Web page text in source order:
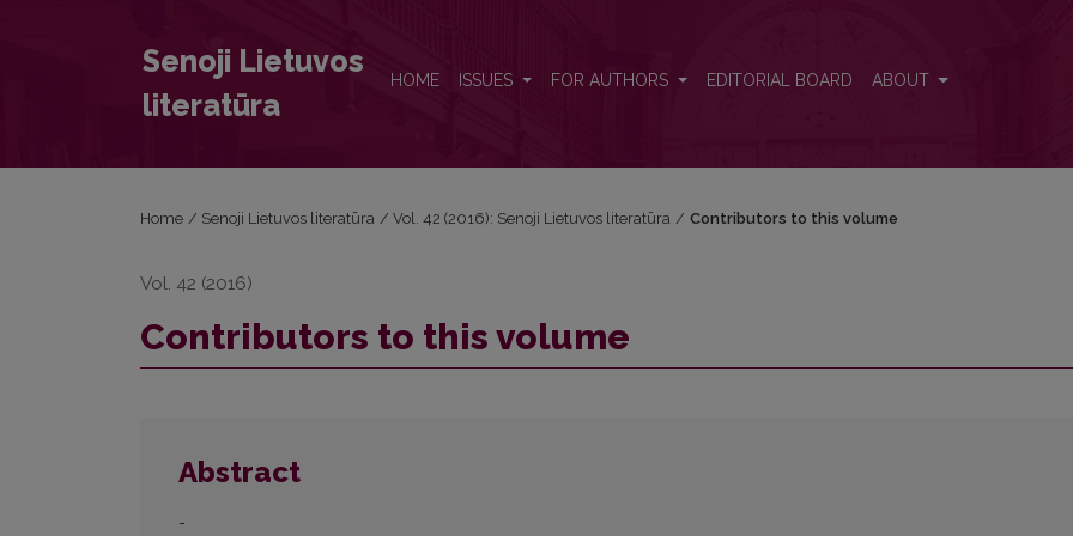
Senoji Lietuvos
literatūra
HOME ISSUES FOR AUTHORS EDITORIAL BOARD ABOUT
Home / Senoji Lietuvos literatūra / Vol. 42 (2016): Senoji Lietuvos literatūra / Contributors to this volume
Vol. 42 (2016)
Contributors to this volume
Abstract
-